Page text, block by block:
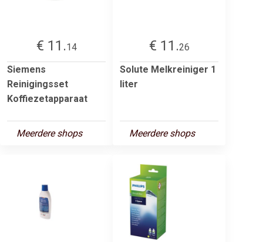
€ 11.14
Siemens
Reinigingsset
Koffiezetapparaat
Meerdere shops
€ 11.26
Solute Melkreiniger 1
liter
Meerdere shops